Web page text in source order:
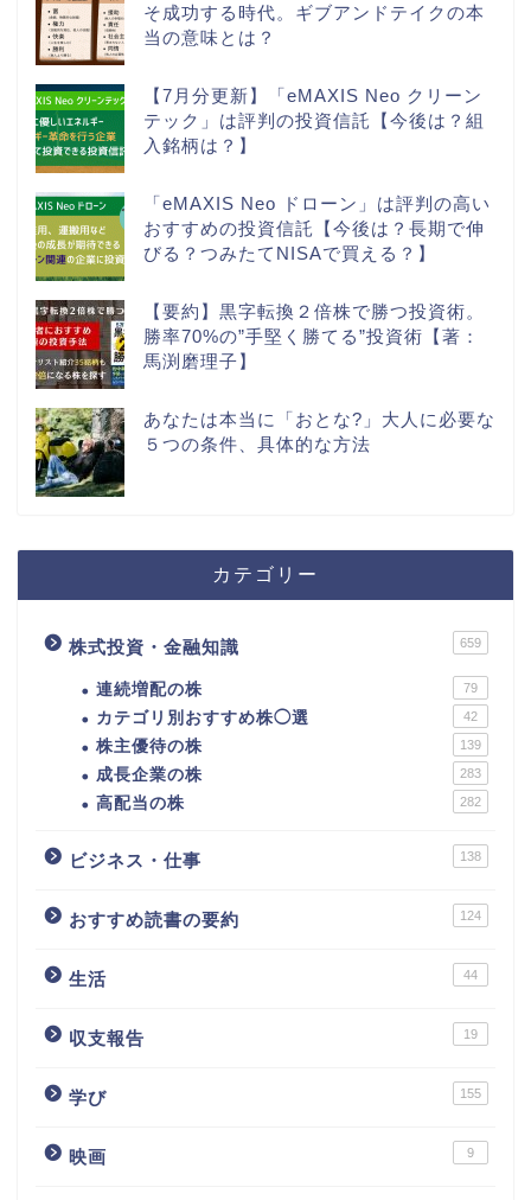
そ成功する時代。ギブアンドテイクの本
当の意味とは？
【7月分更新】「eMAXIS Neo クリーン
テック」は評判の投資信託【今後は？組
入銘柄は？】
「eMAXIS Neo ドローン」は評判の高い
おすすめの投資信託【今後は？長期で伸
びる？つみたてNISAで買える？】
【要約】黒字転換２倍株で勝つ投資術。
勝率70%の”手堅く勝てる”投資術【著：
馬渕磨理子】
あなたは本当に「おとな?」大人に必要な
５つの条件、具体的な方法
カテゴリー
株式投資・金融知識 659
連続増配の株 79
カテゴリ別おすすめ株◯選 42
株主優待の株 139
成長企業の株 283
高配当の株 282
ビジネス・仕事 138
おすすめ読書の要約 124
生活 44
収支報告 19
学び 155
映画 9